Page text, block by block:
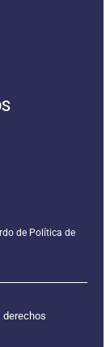
de Política de
derechos